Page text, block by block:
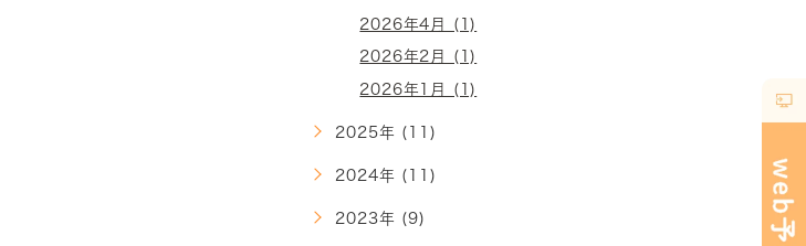
2026年4月 (1)
2026年2月 (1)
2026年1月 (1)
2025年 (11)
2024年 (11)
2023年 (9)